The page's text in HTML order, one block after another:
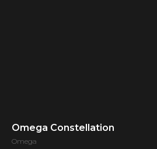
Omega Constellation
Omega